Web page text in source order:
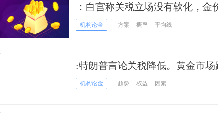
：白宫称关税立场没有软化，金
机构论金 方案 概率 平均线
:特朗普言论关税降低。黄金市
机构论金 趋势 权益 因素